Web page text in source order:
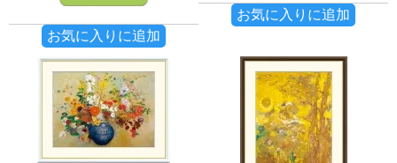
お気に入りに追加
お気に入りに追加